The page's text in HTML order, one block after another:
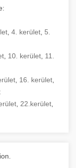
4. kerület 5.
, 10. kerület, 11.
16. kerület
22.kerület